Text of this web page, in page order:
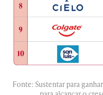
Fonte: Sustentar para